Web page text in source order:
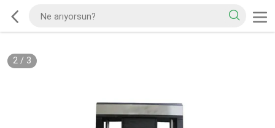
2/ 3